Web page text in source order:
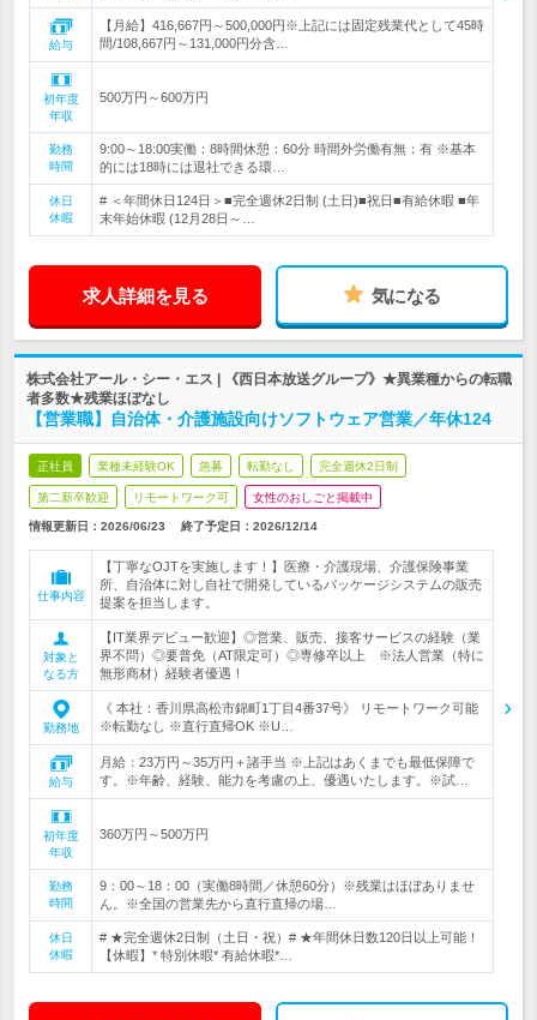
給与
【月給】416,667円～500,000円※上記には固定残業代として45時
間/108,667円～131,000円分含…
初年度
年収
500万円～600万円
勤務
時間
9:00～18:00実働：8時間休憩：60分 時間外労働有無：有 ※基本
的には18時には退社できる環…
休日
休暇
# ＜年間休日124日＞■完全週休2日制 (土日)■祝日■有給休暇 ■年
末年始休暇 (12月28日～…
求人詳細を見る 気になる
株式会社アール・シー・エス | 《西日本放送グループ》★異業種からの転職
者多数★残業ほぼなし
【営業職】自治体・介護施設向けソフトウェア営業／年休124
正社員 業種未経験OK 急募 転勤なし 完全週休2日制
第二新卒歓迎 リモートワーク可 女性のおしごと掲載中
情報更新日：2026/06/23 終了予定日： 2026/12/14
仕事内容
【丁寧なOJTを実施します！】医療・介護現場、介護保険事業
所、自治体に対し自社で開発しているパッケージシステムの販売
提案を担当します。
対象と
なる方
【IT業界デビュー歓迎】◎営業、販売、接客サービスの経験（業
界不問）◎要普免（AT限定可）◎専修卒以上 ※法人営業（特に
無形商材）経験者優遇！
勤務地
《 本社：香川県高松市錦町1丁目4番37号》 リモートワーク可能
※転勤なし ※直行直帰OK ※U…
給与
月給：23万円～35万円＋諸手当 ※上記はあくまでも最低保障で
す。※年齢、経験、能力を考慮の上、優遇いたします。※試…
初年度
年収
360万円～500万円
勤務
時間
9：00～18：00（実働8時間／休憩60分）※残業はほぼありませ
ん。※全国の営業先から直行直帰の場…
休日
休暇
# ★完全週休2日制（土日・祝）# ★年間休日数120日以上可能！
【休暇】* 特別休暇* 有給休暇*…